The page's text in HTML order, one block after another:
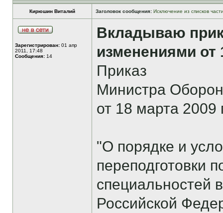
Кирюшин Виталий Заголовок сообщения: Исключение из списков
Зарегистрирован: 01 апр
2011, 17:48
Сообщения: 14
Вкладываю
изменениями от
Приказ
Министра
от 18 марта 2009
"О порядке и
переподготовки
специальностей
Российской